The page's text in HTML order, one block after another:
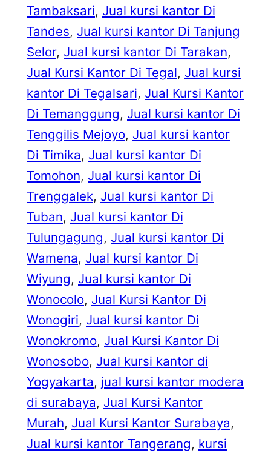
Tambaksari, Jual kursi kantor Di
Tandes, Jual kursi kantor Di Tanjung
Selor, Jual kursi kantor Di Tarakan
Jual Kursi Kantor Di Tegal, Jual kursi
kantor Di Tegalsari, Jual Kursi Kantor
Di Temanggung, Jual kursi kantor Di
Tenggilis Mejoyo, Jual kursi kantor
Di Timika, Jual kursi kantor Di
Tomohon, Jual kursi kantor Di
Trenggalek, Jual kursi kantor Di
Tuban, Jual kursi kantor Di
Tulungagung, Jual kursi kantor Di
Wamena, Jual kursi kantor Di
Wiyung, Jual kursi kantor Di
Wonocolo, Jual Kursi Kantor Di
Wonogiri, Jual kursi kantor Di
Wonokromo, Jual Kursi Kantor Di
Wonosobo, Jual kursi kantor di
Yogyakarta, jual kursi kantor modera
di surabaya, Jual Kursi Kantor
Murah, Jual Kursi Kantor Surabaya
Jual kursi kantor Tangerang, kursi